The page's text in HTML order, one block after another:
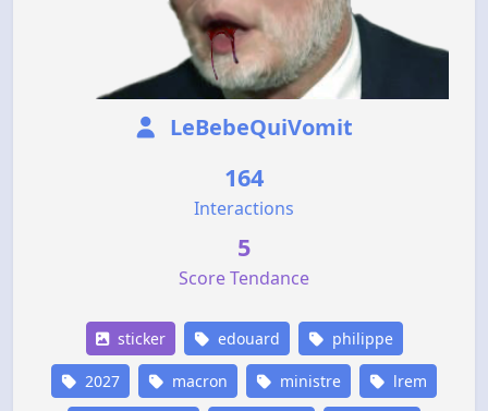
LeBebeQuiVomit
164
Interactions
5
Score Tendance
sticker edouard philippe
2027 macron ministre lrem